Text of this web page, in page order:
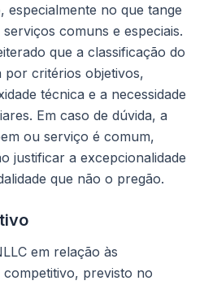
especialmente no que tange
comuns e especiais.
que a classificação do
por critérios objetivos,
técnica e a necessidade
Em caso de dúvida, a
ou serviço é comum,
justificar a excepcionalidade
que não o pregão.
em relação às
competitivo, previsto no